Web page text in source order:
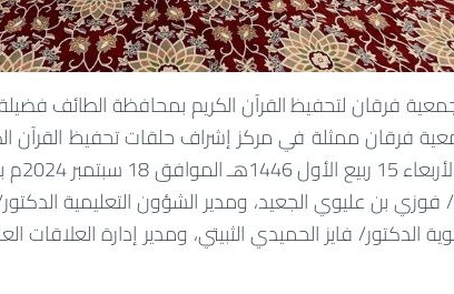
فرقان لتحفيظ القرآن الكريم بمحافظة الطائف
بن عليوي الجعيد، ومدير الشؤون التعليمية
الدكتور/ فايز الحميدي الثبيتي، ومدير إدارة العلاقات